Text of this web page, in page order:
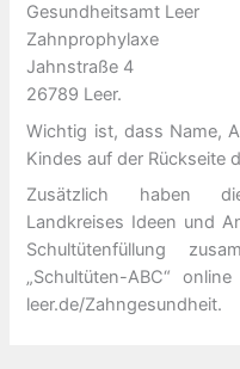
Gesundheitsamt Leer
Zahnprophylaxe
Jahnstraße 4
26789 Leer.
Wichtig ist, dass Name,
Kindes auf der Rückseite
Zusätzlich haben
Landkreises Ideen und
Schultütenfüllung
„Schultüten-ABC“
leer.de/Zahngesundheit.